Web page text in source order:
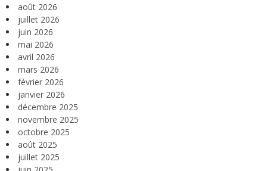
août 2026
juillet 2026
juin 2026
mai 2026
avril 2026
mars 2026
février 2026
janvier 2026
décembre 2025
novembre 2025
octobre 2025
août 2025
juillet 2025